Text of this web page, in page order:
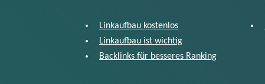
Linkaufbau kostenlos
Linkaufbau ist wichtig
Backlinks für besseres Ranking